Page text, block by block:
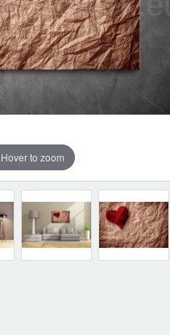
Hover to zoom